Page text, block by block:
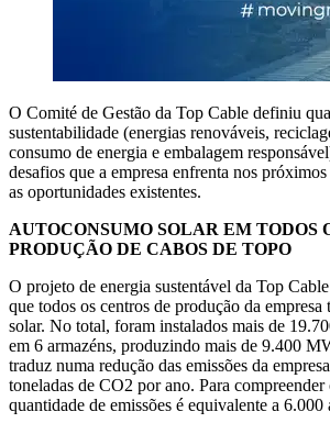
O Comité de Gestão da Top Cable definiu
sustentabilidade (energias renováveis,
consumo de energia e embalagem
desafios que a empresa enfrenta nos
as oportunidades existentes.
AUTOCONSUMO SOLAR EM TODOS
PRODUÇÃO DE CABOS DE TOPO
O projeto de energia sustentável da Top
que todos os centros de produção da empresa
solar. No total, foram instalados mais de
em 6 armazéns, produzindo mais de 9.400
traduz numa redução das emissões da
toneladas de CO2 por ano. Para compreender
quantidade de emissões é equivalente a 6.000